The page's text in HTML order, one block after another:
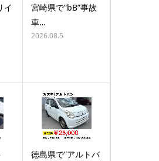
イ
宮崎県で”bB”事故
車…
2026.08.5
徳島県で”アルトバ